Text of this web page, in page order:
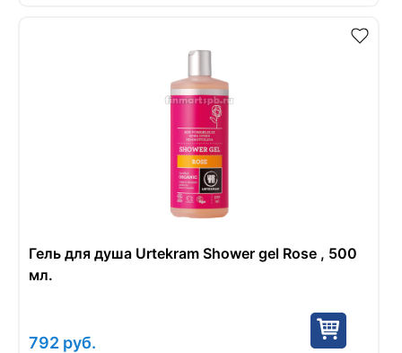
Гель для душа Urtekram Shower gel Rose , 500
мл.
792 руб.